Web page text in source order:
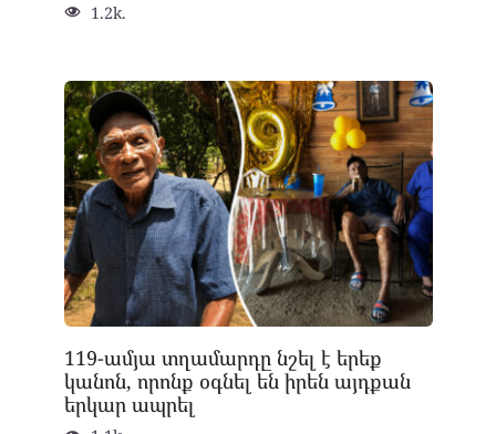
1.2k.
119-ամյա տղամարդը նշել է երեք
կանոն, որոնք օգնել են իրեն այդքան
երկար ապրել